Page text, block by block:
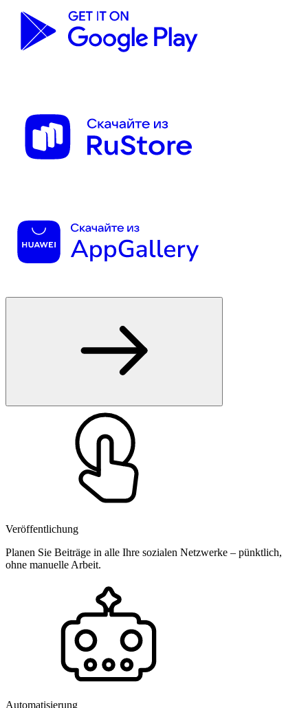
Veröffentlichung
Planen Sie Beiträge in alle Ihre sozialen Netzwerke – pünktlich,
ohne manuelle Arbeit.
Automatisierung